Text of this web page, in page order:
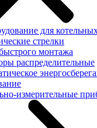
для
стрелки
монтажа
распределительные
измерительные